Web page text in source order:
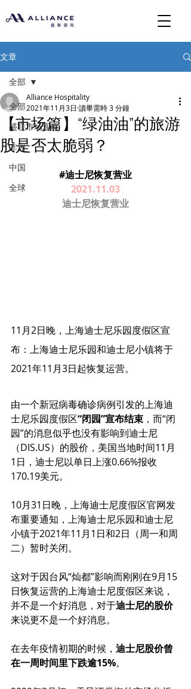
文章
全部
盛联市场观察
非洲
中国
全球
全部
【市场篇】“绿油油”的旅游
股是否太脆弱？
Alliance Hospitality
2021年11月3日 讀畢需時 3 分鐘
#迪士尼恢复营业
2021.11.03
​迪士尼恢复营业
11月2日晚，上海迪士尼乐园度假区宣
布：上海迪士尼乐园和迪士尼小镇将于
2021年11月3日起恢复运营。
由一个新冠病毒确诊病例引发的上海迪
士尼乐园度假区“闭园”宣布结束 ，而“闭
园”的消息似乎也没有影响到迪士尼
（DIS.US）的股价，美国当地时间11月
1日，迪士尼以单日上涨0.66%报收
170.19美元。
10月31日晚，上海迪士尼度假区官网发
布重要通知，上海迪士尼乐园和迪士尼
小镇于2021年11月1日和2日（周一和周
二）暂时关闭。
这对于因台风“灿都”影响而刚刚在9月15
日恢复运营的上海迪士尼度假区来说，
并不是一个好消息，对于迪士尼的股价
来说更不是一个好消息。
在去年疫情初期的时候， 迪士尼股价曾
在一周时间里下跌逾15%。